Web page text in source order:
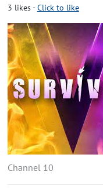
3 likes-Click to like
Channel 10